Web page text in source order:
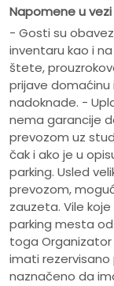
Napomene u
- Gosti su
inventaru kao i
štete,
prijave domaćinu
nadoknade. -
nema garancije
prevozom uz
čak i ako je u
parking. Usled
prevozom,
zauzeta. Vile
parking mesta
toga
imati rezervisano
naznačeno da